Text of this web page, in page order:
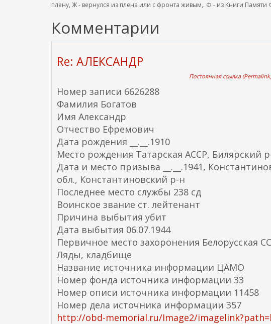
плену, Ж - вернулся из плена или с фронта живым,. Ф - из Книги Памяти
Комментарии
Re: АЛЕКСАНДР
Постоянная ссылка (Permalink)
Номер записи 6626288
Фамилия Богатов
Имя Александр
Отчество Ефремович
Дата рождения __.__.1910
Место рождения Татарская АССР, Билярский
Дата и место призыва __.__.1941,
обл., Константиновский р-н
Последнее место службы 238 сд
Воинское звание ст. лейтенант
Причина выбытия убит
Дата выбытия 06.07.1944
Первичное место захоронения Белорусская
Ляды, кладбище
Название источника информации ЦАМО
Номер фонда источника информации 33
Номер описи источника информации 11458
Номер дела источника информации 357
http://obd-memorial.ru/Image2/